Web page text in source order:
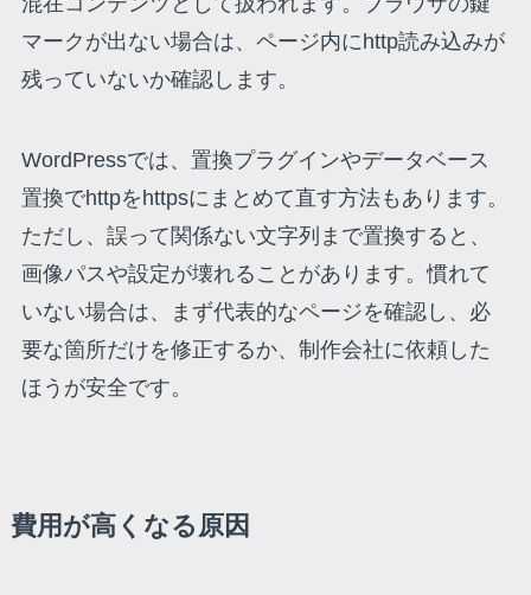
マークが出ない場合は、ページ内にhttp読み込みが
残っていないか確認します。
WordPressでは、置換プラグインやデータベース
置換でhttpをhttpsにまとめて直す方法もあります。
ただし、誤って関係ない文字列まで置換すると、
画像パスや設定が壊れることがあります。慣れて
いない場合は、まず代表的なページを確認し、必
要な箇所だけを修正するか、制作会社に依頼した
ほうが安全です。
費用が高くなる原因